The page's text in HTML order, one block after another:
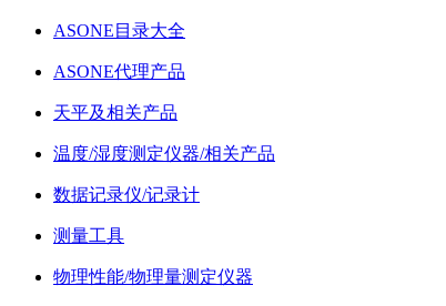
ASONE目录大全
ASONE代理产品
天平及相关产品
温度/湿度测定仪器/相关产品
数据记录仪/记录计
测量工具
物理性能/物理量测定仪器